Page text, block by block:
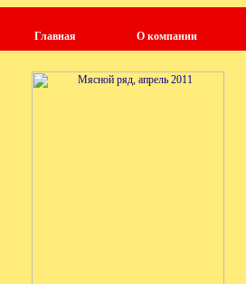
Главная О компании